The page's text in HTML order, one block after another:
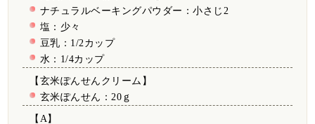
ナチュラルベーキングパウダー：小さじ2
塩：少々
豆乳：1/2カップ
水：1/4カップ
【玄米ぽんせんクリーム】
玄米ぽんせん：20ｇ
【A】